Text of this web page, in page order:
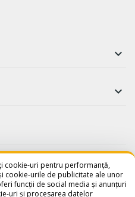


cookie-uri pentru performanță,
cookie-urile de publicitate ale unor
funcții de social media și anunțuri
uri și procesarea datelor